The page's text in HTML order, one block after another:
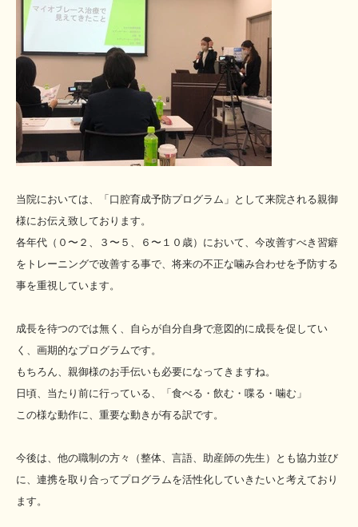
当院においては、「口腔育成予防プログラム」として来院される親御
様にお伝え致しております。
各年代（０〜２、３〜５、６〜１０歳）において、今改善すべき習癖
をトレーニングで改善する事で、将来の不正な噛み合わせを予防する
事を重視しています。
成長を待つのでは無く、自らが自分自身で意図的に成長を促してい
く、画期的なプログラムです。
もちろん、親御様のお手伝いも必要になってきますね。
日頃、当たり前に行っている、「食べる・飲む・喋る・噛む」
この様な動作に、重要な動きが有る訳です。
今後は、他の職制の方々（整体、言語、助産師の先生）とも協力並び
に、連携を取り合ってプログラムを活性化していきたいと考えており
ます。